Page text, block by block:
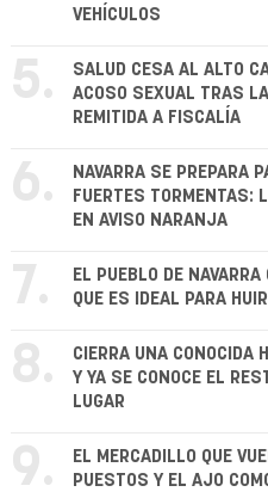
VEHÍCULOS
5.
SALUD CESA AL ALTO
ACOSO SEXUAL TRAS
REMITIDA A FISCALÍA
6.
NAVARRA SE PREPARA
FUERTES TORMENTAS:
EN AVISO NARANJA
7.
EL PUEBLO DE
QUE ES IDEAL PARA
8.
CIERRA UNA CONOCIDA
Y YA SE CONOCE EL
LUGAR
9.
EL MERCADILLO QUE
PUESTOS Y EL AJO